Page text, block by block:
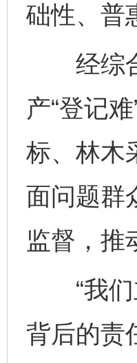
础性、普
经综合
产“登记
标、林木
面问题群
监督，推
“我们
背后的责